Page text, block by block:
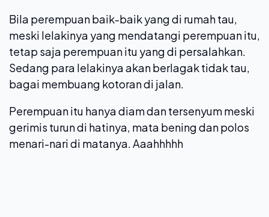
Bila perempuan baik-baik yang di rumah tau,
meski lelakinya yang mendatangi perempuan itu,
tetap saja perempuan itu yang di persalahkan.
Sedang para lelakinya akan berlagak tidak tau,
bagai membuang kotoran di jalan.
Perempuan itu hanya diam dan tersenyum meski
gerimis turun di hatinya, mata bening dan polos
menari-nari di matanya. Aaahhhhh